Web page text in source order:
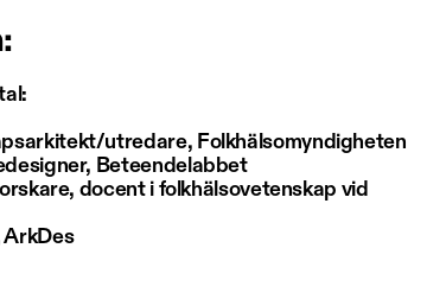
utredare, Folkhälsomyndigheten
Beteendelabbet
docent i folkhälsovetenskap vid
ArkDes